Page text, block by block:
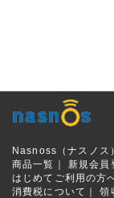
Nasnoss（ナスノ
商品一覧｜
新規会員
はじめてご利用の方
消費税について｜
領